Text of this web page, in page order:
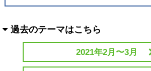
過去のテーマはこちら
2021年2月〜3月